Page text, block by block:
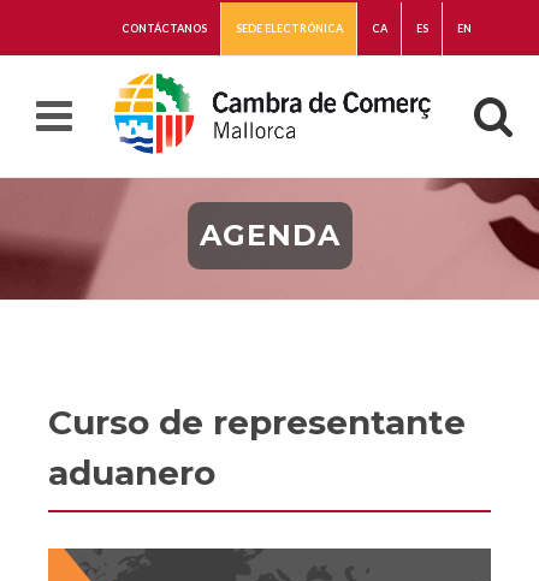
CONTÁCTANOS SEDE ELECTRÓNICA CA ES EN
AGENDA
Curso de representante
aduanero